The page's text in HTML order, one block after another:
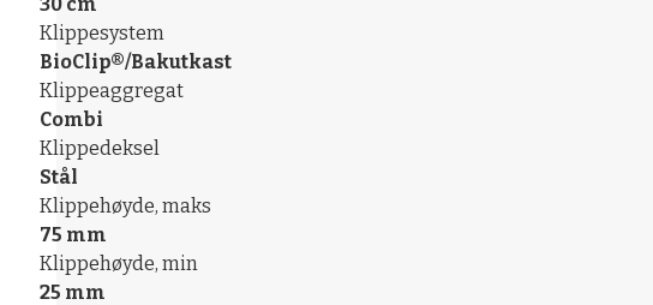
Klippesystem
BioClip®/Bakutkast
Klippeaggregat
Combi
Klippedeksel
Stål
Klippehøyde, maks
75 mm
Klippehøyde, min
25 mm